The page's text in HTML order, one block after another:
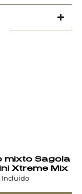
mixto Sagola
Xtreme Mix
Incluido